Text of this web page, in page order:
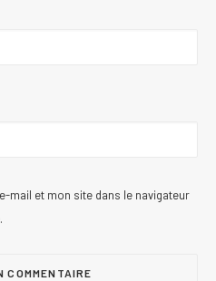
mail et mon site dans le navigateur